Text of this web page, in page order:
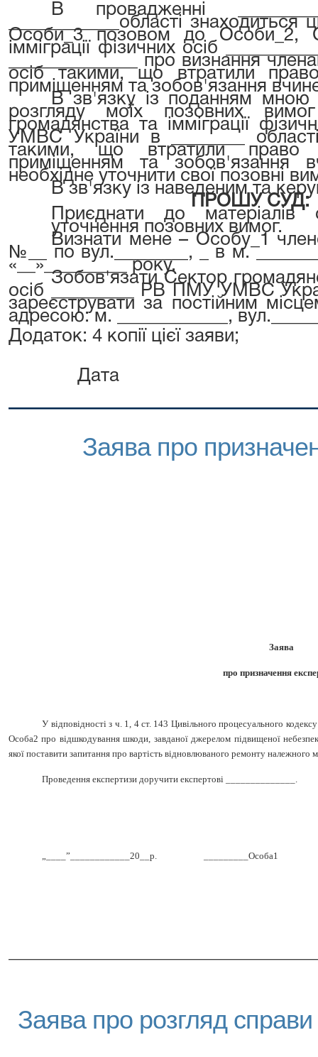
В провадженні
___області знаходиться
Особи_3 позовом до Особи_2,
імміграції фізичних осіб
______________ про визнання
осіб такими, що втратили
приміщенням та зобов'язання
В зв'язку із поданням
розгляду моїх позовних
громадянства та імміграції
УМВС України в ________
такими, що втратили право
приміщенням та зобов'язання
необхідне уточнити свої позовні
В зв'язку із наведеним та
ПРОШУ СУД:
Приєднати до
уточнення позовних вимог.
Визнати мене – Особу_1
№__ по вул.________, _ в м.
«__»_________ року.
Зобов'язати Сектор
осіб _________ РВ ПМУ УМВС
зареєструвати за постійним
адресою: м. ____________,
Додаток: 4 копії цієї заяви;
Дата
Заява про
Заява
про призначення
У відповідності з ч. 1, 4 ст. 143 Цивільного процесуального
Особа2 про відшкодування шкоди, завданої джерелом підвищеної
якої поставити запитання про вартість відновлюваного ремонту
Проведення експертизи доручити експертові ______________.
„____”____________20__р. _________Особа1
Заява про розгляд справи